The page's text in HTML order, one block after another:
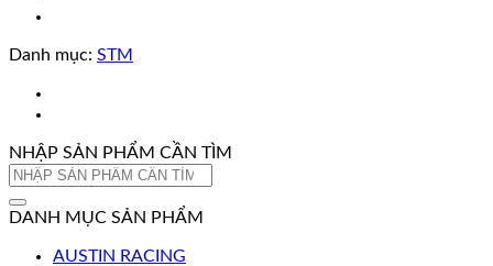
Danh mục: STM
NHẬP SẢN PHẨM CẦN TÌM
Tìm
DANH MỤC SẢN PHẨM
AUSTIN RACING